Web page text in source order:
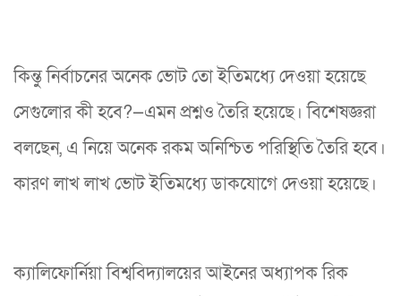
কিন্তু নির্বাচনের অনেক ভোট তো ইতিমধ্যে দেওয়া হয়েছে
সেগুলোর কী হবে?—এমন প্রশ্নও তৈরি হয়েছে। বিশেষজ্ঞরা
বলছেন, এ নিয়ে অনেক রকম অনিশ্চিত পরিস্থিতি তৈরি হবে।
কারণ লাখ লাখ ভোট ইতিমধ্যে ডাকযোগে দেওয়া হয়েছে।
ক্যালিফোর্নিয়া বিশ্ববিদ্যালয়ের আইনের অধ্যাপক রিক